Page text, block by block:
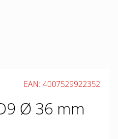
EAN: 4007529922352
Ø 36 mm